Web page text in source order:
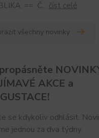
== Č... číst celé
všechny novinky
AKCE a
se kdykoliv odhlásit.
jednou za dva týdny.